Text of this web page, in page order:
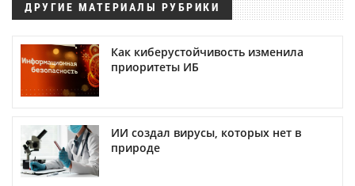
ДРУГИЕ МАТЕРИАЛЫ РУБРИКИ
Как киберустойчивость изменила
приоритеты ИБ
ИИ создал вирусы, которых нет в
природе